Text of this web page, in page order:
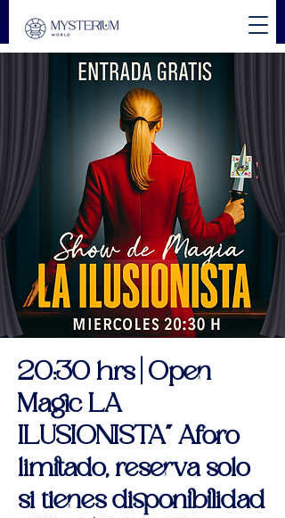
20:30 hrs | Open
Magic LA
ILUSIONISTA" Aforo
limitado, reserva solo
si tienes disponibilidad